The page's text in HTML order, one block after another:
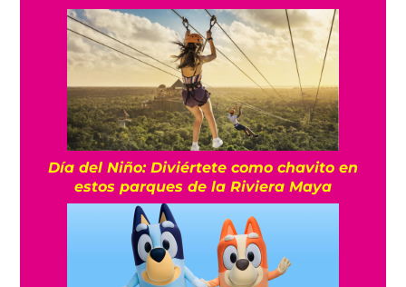
Día del Niño: Diviértete como chavito en
estos parques de la Riviera Maya